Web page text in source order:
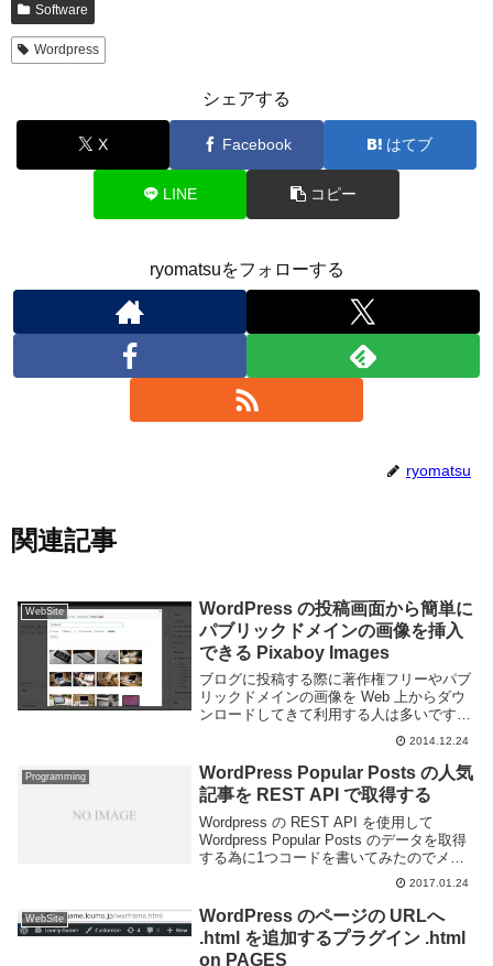
Software
Wordpress
シェアする
X Facebook はてブ
LINE コピー
ryomatsuをフォローする
ryomatsu
関連記事
WebSite
WordPress の投稿画面から簡単に
パブリックドメインの画像を挿入
できる Pixaboy Images
ブログに投稿する際に著作権フリーやパブ
リックドメインの画像を Web 上からダウ
ンロードしてきて利用する人は多いです。
しかし画像を利用するのに各 Web サイト
にアクセスして選んでダウンロードしてブ
ログにアップ・・・という作業をするのは
面倒...
2014.12.24
Programming
WordPress Popular Posts の人気
記事を REST API で取得する
Wordpress の REST API を使用して
Wordpress Popular Posts のデータを取得
する為に1つコードを書いてみたのでメモ
しておく。REST API 自体は以下の記事に
簡単にではあるが使い方など書いた。
RES...
2017.01.24
WebSite
WordPress のページの URLへ
.html を追加するプラグイン .html
on PAGES